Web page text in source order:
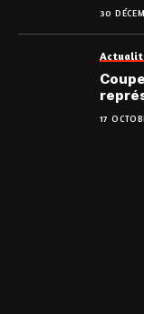
30
Togo
17